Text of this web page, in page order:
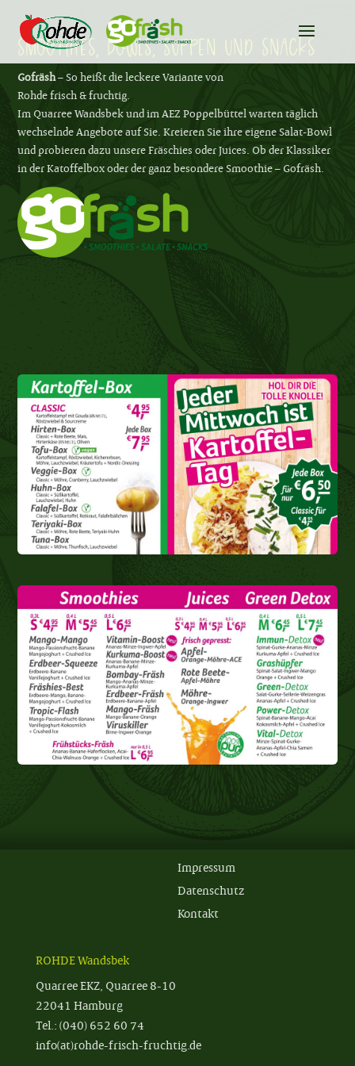
Smoothies, Bowls, Suppen und Snacks
Gofräsh– So heißt die leckere Variante von
Rohde frisch & fruchtig.
Im Quarree Wandsbek und im AEZ Poppelbüttel warten täglich
wechselnde Angebote auf Sie. Kreieren Sie ihre eigene Salat-Bowl
und probieren dazu unsere Fräschies oder Juices. Ob der Klassiker
in der Katoffelbox oder der ganz besondere Smoothie – Gofräsh.
Impressum
Datenschutz
Kontakt
ROHDE Wandsbek
Quarree EKZ, Quarree 8-10
22041 Hamburg
Tel.: (040) 652 60 74
info(at)rohde-frisch-fruchtig.de